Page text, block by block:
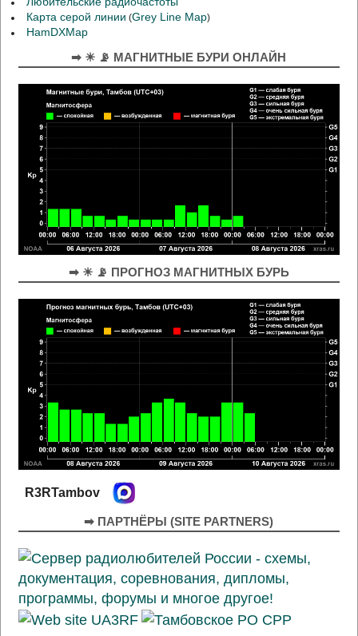
Карта серой линии (Grey Line Map)
HamDXMap
➡ ☀ 📡 МАГНИТНЫЕ БУРИ ОНЛАЙН
➡ ☀ 📡 ПРОГНОЗ МАГНИТНЫХ БУРЬ
R3RTambov
➡ ПАРТНЁРЫ (SITE PARTNERS)